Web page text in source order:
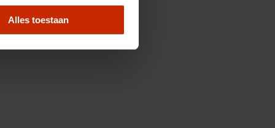
Alles toestaan